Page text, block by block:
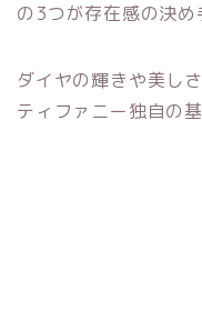
の3つが存在感の決め
ダイヤの輝きや美し
ティファニー独自の基